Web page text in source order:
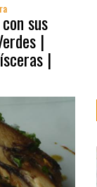
sus
|
|